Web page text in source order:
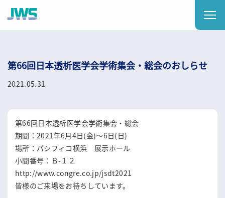
第66回日本透析医学会学術集会・総会のおしらせ
2021.05.31
第66回日本透析医学会学術集会・総会
期間：2021年6月4日(金)～6日(日)
場所：パシフィコ横浜 展示ホール
小間番号：Ｂ-１２
http://www.congre.co.jp/jsdt2021
皆様のご来場をお待ちしています。